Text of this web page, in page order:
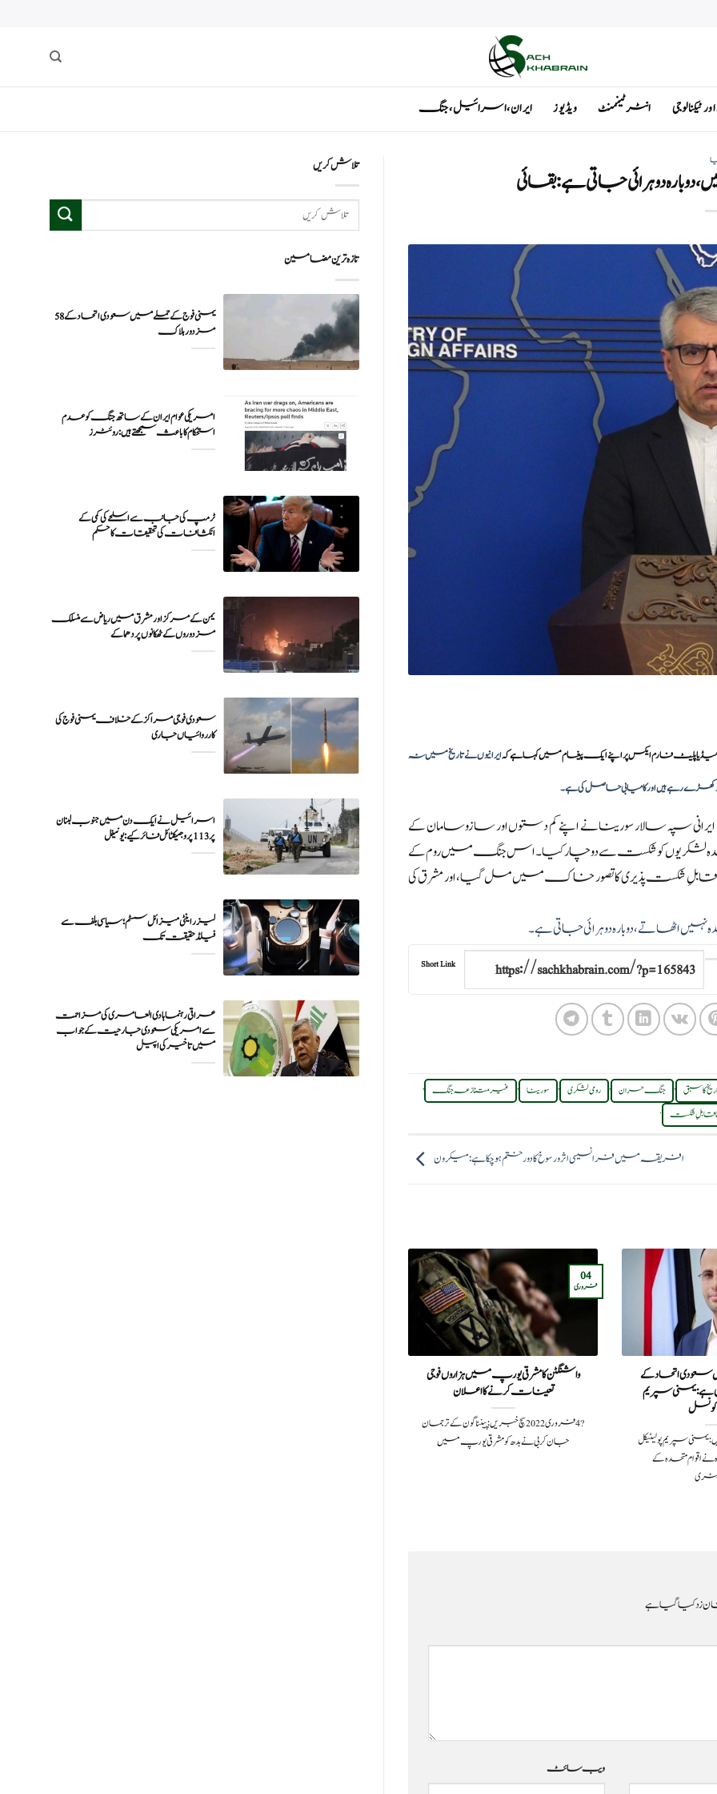
انٹرٹینمنٹ ویڈیوز ایران ، اسرائیل ، جنگ
دوبارہ دوہرائی جاتی ہے: بقائی
پلیٹ فارم ایکس پر اپنے ایک پیغام میں کہا ہے کہایرانیوں نے تاریخ میں نہ
رہے ہیں اور کامیابی حاصل کی ہے۔
سپہ سالار سورینا نے اپنے کم دستوں اور سازوسامان کے
لشکریوں کو شکست سے دوچار کیا۔ اس جنگ میں روم کے
شکست پذیری کا تصور خاک میں مل گیا، اور مشرق کی
اٹھاتے، دوبارہ دوہرائی جاتی ہے۔
Short Link
کا سبق , جنگ حران , رومی لشکری , سورینا , غیر متنازعہ جنگ ,
شکست .
افریقہ میں فرانسیسی اثر و رسوخ کا دور ختم ہو چکا ہے: میکرون
سعودی اتحاد کے
ہے: یمنی سپریم
خبریں:یمنی سپریم پولیٹیکل
اقوام متحدہ کے
واشنگٹن کا مشرقی یورپ میں ہزاروں فوجی
تعینات کرنے کا اعلان
?️ 4 فروری 2022سچ خبریں:پینٹاگون کے ترجمان
جان کربی نے بدھ کو مشرقی یورپ میں
04
فروری
زد کیا گیا ہے
ویب‌ سائٹ
تلاش کریں
تازہ ترین مضامین
یمنی فوج کے حملے میں سعودی اتحاد کے 58
مزدور ہلاک
امریکی عوام ایران کے ساتھ جنگ کو عدم
ٹرمپ کی جانب سے اسلحے کی کمی کے
انکشافات کی تحقیقات کا حکم
یمن کے مرکز اور مشرق میں ریاض سے منسلک
مزدوروں کے ٹھکانوں پر دھماکے
سعودی فوجی مراکز کے خلاف یمنی فوج کی
اسرائیل نے ایک دن میں جنوب لبنان
پر 113 پروجیکٹائل فائر کیے: یونیفل
لیزر اینٹی میزائل سسٹم؛ سیاسی بلف سے
فیلڈ حقیقت تک
عراقی رہنما ہادی العامری کی مزاحمت
سے امریکی سعودی جارحیت کے جواب
میں تاخیر کی اپیل